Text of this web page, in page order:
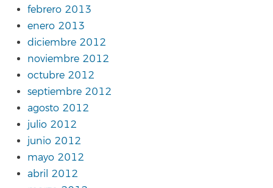
febrero 2013
enero 2013
diciembre 2012
noviembre 2012
octubre 2012
septiembre 2012
agosto 2012
julio 2012
junio 2012
mayo 2012
abril 2012